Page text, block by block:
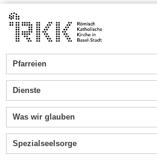
Pfarreien
Dienste
Was wir glauben
Spezialseelsorge